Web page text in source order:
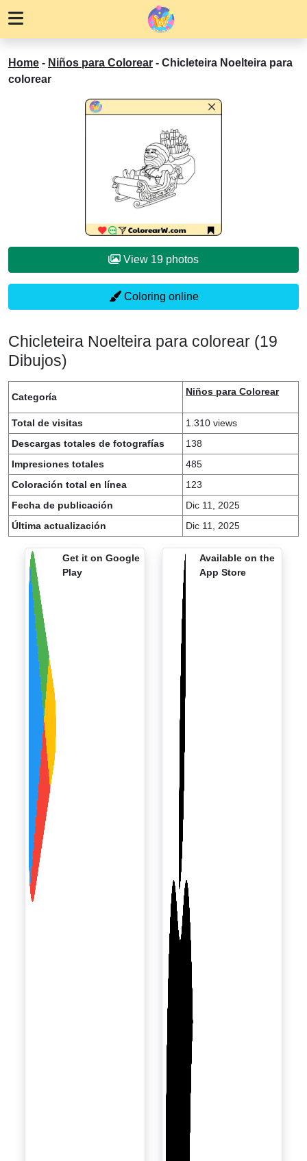
Home - Niños para Colorear - Chicleteira Noelteira para
colorear
View 19 photos
Coloring online
Chicleteira Noelteira para colorear (19
Dibujos)
Categoría Niños para Colorear
Total de visitas
1.310 views
Descargas totales de fotografías
138
Impresiones totales
485
Coloración total en línea
123
Fecha de publicación
Dic 11, 2025
Última actualización
Dic 11, 2025
Get it on Google
Play
Available on the
App Store